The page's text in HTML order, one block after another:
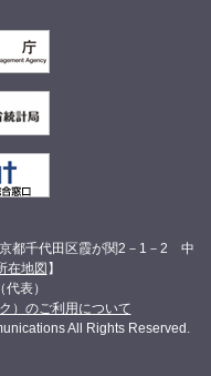
都千代田区霞が関2－1－2 中
在地図 】
表）
）のご利用について
All Rights Reserved.